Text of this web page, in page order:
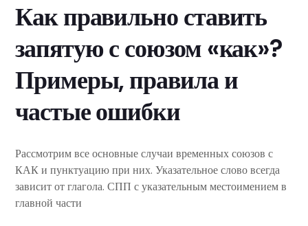
Как правильно ставить
запятую с союзом «как»?
Примеры, правила и
частые ошибки
Рассмотрим все основные случаи временных союзов с
КАК и пунктуацию при них. Указательное слово всегда
зависит от глагола. СПП с указательным местоимением в
главной части